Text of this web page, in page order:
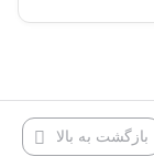
بازگشت به بالا